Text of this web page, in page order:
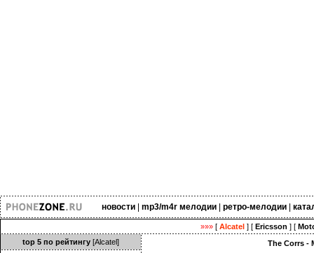
новости| mp3/m4r мелодии| ретро-мелодии|
»»»[ Alcatel] [ Ericsson ] [
top 5 по рейтингу [Alcatel]
The Corrs -